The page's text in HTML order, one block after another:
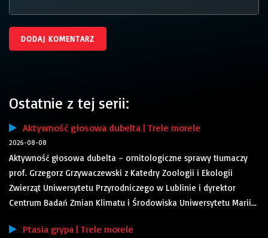
Ostatnie z tej serii:
Aktywność głosowa dubelta | Trele morele
2026-08-08
Aktywność głosowa dubelta – ornitologiczne sprawy tłumaczy
prof. Grzegorz Grzywaczewski z Katedry Zoologii i Ekologii
Zwierząt Uniwersytetu Przyrodniczego w Lublinie i dyrektor
Centrum Badań Zmian Klimatu i Środowiska Uniwersytetu Marii...
Ptasia grypa | Trele morele